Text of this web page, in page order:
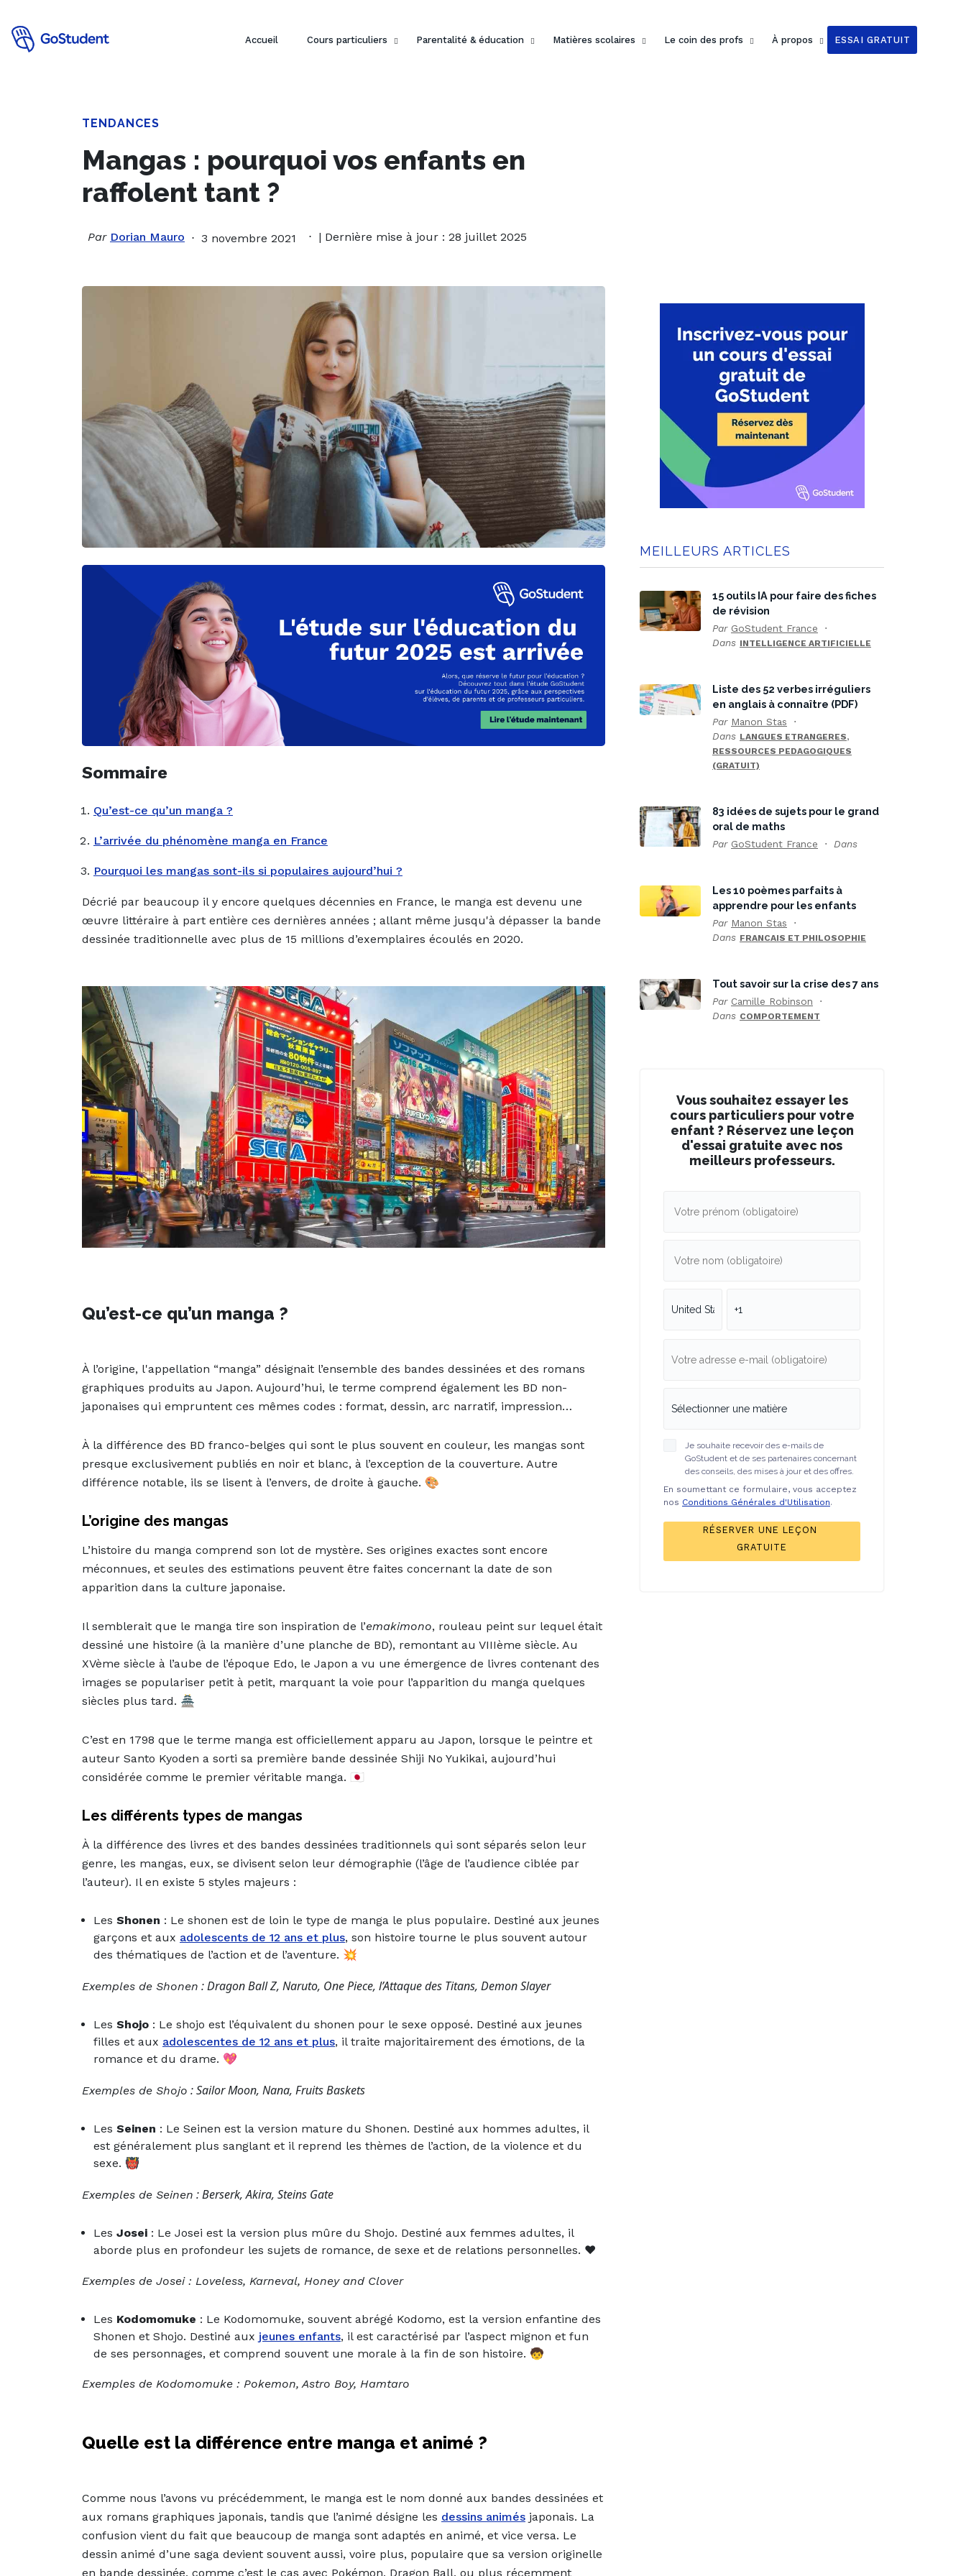
Accueil Cours particuliers Parentalité & éducation Matières scolaires Le coin des profs À propos ESSAI GRATUIT
TENDANCES
Mangas : pourquoi vos enfants en
raffolent tant ?
Par Dorian Mauro 3 novembre 2021 | Dernière mise à jour : 28 juillet 2025
Sommaire
Qu’est-ce qu’un manga ?
L’arrivée du phénomène manga en France
Pourquoi les mangas sont-ils si populaires aujourd’hui ?
Décrié par beaucoup il y encore quelques décennies en France, le manga est devenu une
œuvre littéraire à part entière ces dernières années ; allant même jusqu'à dépasser la bande
dessinée traditionnelle avec plus de 15 millions d’exemplaires écoulés en 2020.
Qu’est-ce qu’un manga ?
À l’origine, l'appellation “manga” désignait l’ensemble des bandes dessinées et des romans
graphiques produits au Japon. Aujourd’hui, le terme comprend également les BD non-
japonaises qui empruntent ces mêmes codes : format, dessin, arc narratif, impression…
À la différence des BD franco-belges qui sont le plus souvent en couleur, les mangas sont
presque exclusivement publiés en noir et blanc, à l’exception de la couverture. Autre
différence notable, ils se lisent à l’envers, de droite à gauche. 🎨
L’origine des mangas
L’histoire du manga comprend son lot de mystère. Ses origines exactes sont encore
méconnues, et seules des estimations peuvent être faites concernant la date de son
apparition dans la culture japonaise.
Il semblerait que le manga tire son inspiration de l’emakimono, rouleau peint sur lequel était
dessiné une histoire (à la manière d’une planche de BD), remontant au VIIIème siècle. Au
XVème siècle à l’aube de l’époque Edo, le Japon a vu une émergence de livres contenant des
images se populariser petit à petit, marquant la voie pour l’apparition du manga quelques
siècles plus tard. 🏯
C’est en 1798 que le terme manga est officiellement apparu au Japon, lorsque le peintre et
auteur Santo Kyoden a sorti sa première bande dessinée Shiji No Yukikai, aujourd’hui
considérée comme le premier véritable manga. 🇯🇵
Les différents types de mangas
À la différence des livres et des bandes dessinées traditionnels qui sont séparés selon leur
genre, les mangas, eux, se divisent selon leur démographie (l’âge de l’audience ciblée par
l’auteur). Il en existe 5 styles majeurs :
Les Shonen : Le shonen est de loin le type de manga le plus populaire. Destiné aux jeunes
garçons et aux adolescents de 12 ans et plus, son histoire tourne le plus souvent autour
des thématiques de l’action et de l’aventure. 💥
Exemples de Shonen : Dragon Ball Z, Naruto, One Piece, l’Attaque des Titans, Demon Slayer
Les Shojo : Le shojo est l’équivalent du shonen pour le sexe opposé. Destiné aux jeunes
filles et aux adolescentes de 12 ans et plus, il traite majoritairement des émotions, de la
romance et du drame. 💖
Exemples de Shojo : Sailor Moon, Nana, Fruits Baskets
Les Seinen : Le Seinen est la version mature du Shonen. Destiné aux hommes adultes, il
est généralement plus sanglant et il reprend les thèmes de l’action, de la violence et du
sexe. 👹
Exemples de Seinen : Berserk, Akira, Steins Gate
Les Josei : Le Josei est la version plus mûre du Shojo. Destiné aux femmes adultes, il
aborde plus en profondeur les sujets de romance, de sexe et de relations personnelles. ❤️
Exemples de Josei : Loveless, Karneval, Honey and Clover
Les Kodomomuke : Le Kodomomuke, souvent abrégé Kodomo, est la version enfantine des
Shonen et Shojo. Destiné aux jeunes enfants, il est caractérisé par l’aspect mignon et fun
de ses personnages, et comprend souvent une morale à la fin de son histoire. 🧒
Exemples de Kodomomuke : Pokemon, Astro Boy, Hamtaro
Quelle est la différence entre manga et animé ?
Comme nous l’avons vu précédemment, le manga est le nom donné aux bandes dessinées et
aux romans graphiques japonais, tandis que l’animé désigne les dessins animés japonais. La
confusion vient du fait que beaucoup de manga sont adaptés en animé, et vice versa. Le
dessin animé d’une saga devient souvent aussi, voire plus, populaire que sa version originelle
en bande dessinée, comme c’est le cas avec Pokémon, Dragon Ball, ou plus récemment
MEILLEURS ARTICLES
15 outils IA pour faire des fiches
de révision
Par GoStudent France
Dans INTELLIGENCE ARTIFICIELLE
Liste des 52 verbes irréguliers
en anglais à connaître (PDF)
Par Manon Stas
Dans LANGUES ETRANGERES,
RESSOURCES PEDAGOGIQUES
(GRATUIT)
83 idées de sujets pour le grand
oral de maths
Par GoStudent France Dans
Les 10 poèmes parfaits à
apprendre pour les enfants
Par Manon Stas
Dans FRANCAIS ET PHILOSOPHIE
Tout savoir sur la crise des 7 ans
Par Camille Robinson
Dans COMPORTEMENT
Vous souhaitez essayer les
cours particuliers pour votre
enfant ? Réservez une leçon
d'essai gratuite avec nos
meilleurs professeurs.
Je souhaite recevoir des e-mails de
GoStudent et de ses partenaires concernant
des conseils, des mises à jour et des offres.
En soumettant ce formulaire, vous acceptez
nos Conditions Générales d'Utilisation.